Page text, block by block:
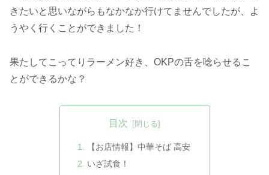
きたいと思いながらもなかなか行けてませんでしたが、よ
うやく行くことができました！
果たしてこってりラーメン好き、OKPの舌を唸らせるこ
とができるかな？
目次
【お店情報】中華そば 高安
いざ試食！